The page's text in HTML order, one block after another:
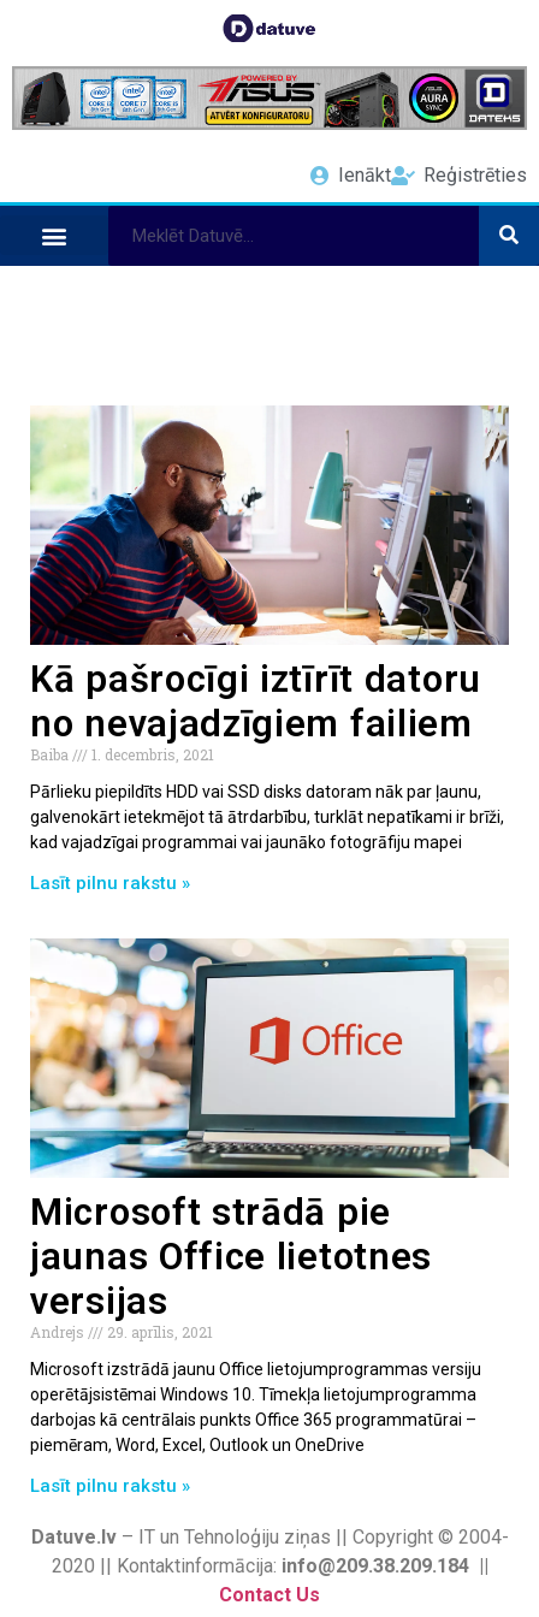
Ienākt Reģistrēties
Kā pašrocīgi iztīrīt datoru
no nevajadzīgiem failiem
Baiba
1. decembris, 2021
Pārlieku piepildīts HDD vai SSD disks datoram nāk par ļaunu,
galvenokārt ietekmējot tā ātrdarbību, turklāt nepatīkami ir brīži,
kad vajadzīgai programmai vai jaunāko fotogrāfiju mapei
Lasīt pilnu rakstu »
Microsoft strādā pie
jaunas Office lietotnes
versijas
Andrejs
29. aprīlis, 2021
Microsoft izstrādā jaunu Office lietojumprogrammas versiju
operētājsistēmai Windows 10. Tīmekļa lietojumprogramma
darbojas kā centrālais punkts Office 365 programmatūrai –
piemēram, Word, Excel, Outlook un OneDrive
Lasīt pilnu rakstu »
Datuve.lv– IT un Tehnoloģiju ziņas || Copyright © 2004-
2020 || Kontaktinformācija: info@209.38.209.184 ||
Contact Us